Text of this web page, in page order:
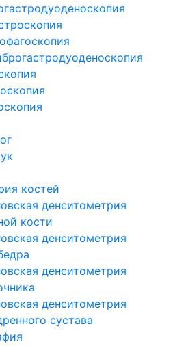
костей
денситометрия
кости
денситометрия
денситометрия
денситометрия
сустава